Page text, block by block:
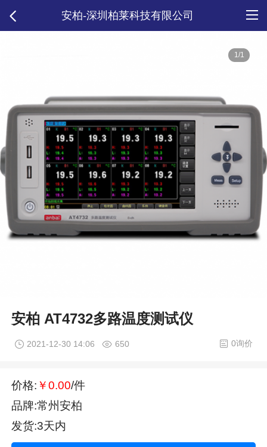
安柏-深圳柏莱科技有限公司
1/1
安柏 AT4732多路温度测试仪
2021-12-30 14:06 650 0询价
价格: ￥0.00/件
品牌:常州安柏
发货:3天内